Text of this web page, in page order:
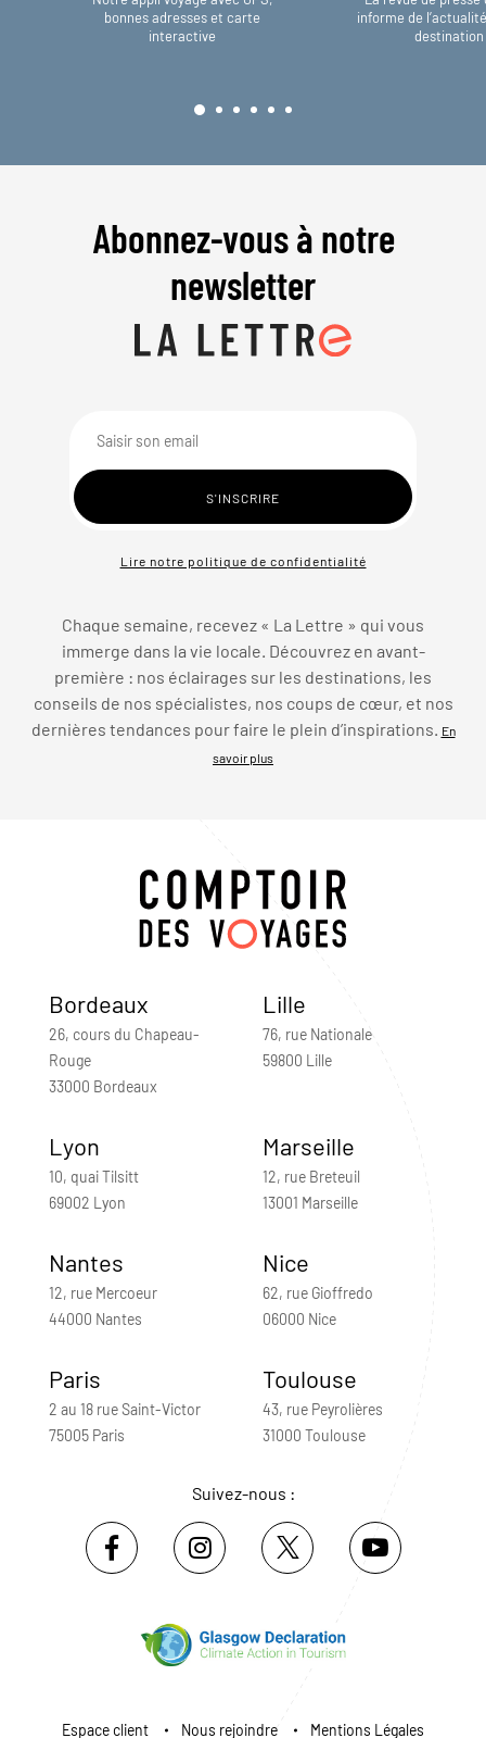
bonnes adresses et carte
interactive
informe de
destination
Abonnez-vous à notre
newsletter
Lire notre politique de confidentialité
Chaque semaine, recevez « La Lettre » qui vous
immerge dans la vie locale. Découvrez en avant-
première : nos éclairages sur les destinations, les
conseils de nos spécialistes, nos coups de cœur, et nos
dernières tendances pour faire le plein d’inspirations.
En
savoir plus
Bordeaux
26, cours du Chapeau-
Rouge
33000 Bordeaux
Lille
76, rue Nationale
59800 Lille
Lyon
10, quai Tilsitt
69002 Lyon
Marseille
12, rue Breteuil
13001 Marseille
Nantes
12, rue Mercoeur
44000 Nantes
Nice
62, rue Gioffredo
06000 Nice
Paris
2 au 18 rue Saint-Victor
75005 Paris
Toulouse
43, rue Peyrolières
31000 Toulouse
Suivez-nous :
Espace client Nous rejoindre Mentions Légales